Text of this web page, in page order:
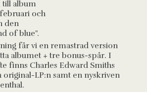
till album
och
den
of blue".
får vi en remastrad version
albumet + tre bonus-spår. I
finns Charles Edward Smiths
original-LP:n samt en nyskriven